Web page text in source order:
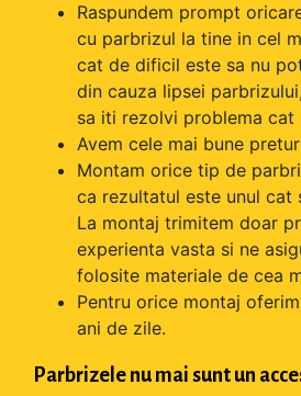
Raspundem prompt
cu parbrizul la tine in cel
cat de dificil este sa nu
din cauza lipsei
sa iti rezolvi problema cat
Avem cele mai bune
Montam orice tip de
ca rezultatul este unul cat
La montaj trimitem doar
experienta vasta si ne
folosite materiale de cea
Pentru orice montaj
ani de zile.
Parbrizele nu mai sunt un